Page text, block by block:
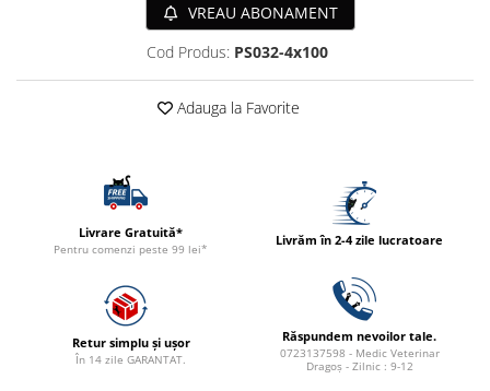
VREAU ABONAMENT
Cod Produs: PS032-4x100
Adauga la Favorite
Livrare Gratuită*
Pentru comenzi peste 99 lei*
Livrăm în 2-4 zile lucratoare
Retur simplu și ușor
În 14 zile GARANTAT.
Răspundem nevoilor tale.
0723137598 - Medic Veterinar
Dragoș - Zilnic : 9-12